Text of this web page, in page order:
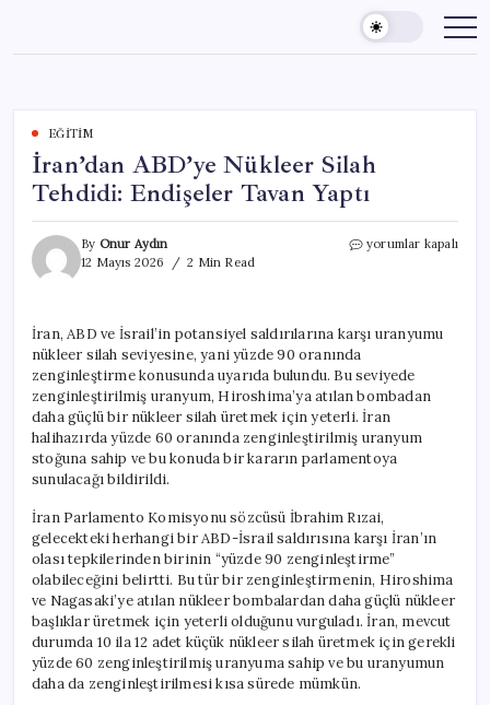
content
EĞITIM
İran’dan ABD’ye Nükleer Silah
Tehdidi: Endişeler Tavan Yaptı
By Onur Aydın
12 Mayıs 2026
2 Min Read
İran’dan
Endişeler
Yaptı
için
yorumlar kapalı
İran, ABD ve İsrail’in potansiyel saldırılarına karşı uranyumu
nükleer silah seviyesine, yani yüzde 90 oranında
zenginleştirme konusunda uyarıda bulundu. Bu seviyede
zenginleştirilmiş uranyum, Hiroshima’ya atılan bombadan
daha güçlü bir nükleer silah üretmek için yeterli. İran
halihazırda yüzde 60 oranında zenginleştirilmiş uranyum
stoğuna sahip ve bu konuda bir kararın parlamentoya
sunulacağı bildirildi.
İran Parlamento Komisyonu sözcüsü İbrahim Rızai,
gelecekteki herhangi bir ABD-İsrail saldırısına karşı İran’ın
olası tepkilerinden birinin “yüzde 90 zenginleştirme”
olabileceğini belirtti. Bu tür bir zenginleştirmenin, Hiroshima
ve Nagasaki’ye atılan nükleer bombalardan daha güçlü nükleer
başlıklar üretmek için yeterli olduğunu vurguladı. İran, mevcut
durumda 10 ila 12 adet küçük nükleer silah üretmek için gerekli
yüzde 60 zenginleştirilmiş uranyuma sahip ve bu uranyumun
daha da zenginleştirilmesi kısa sürede mümkün.